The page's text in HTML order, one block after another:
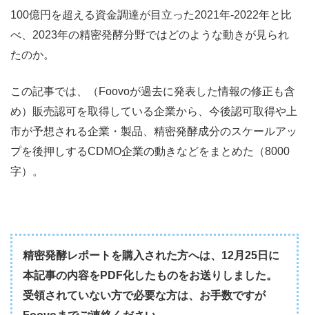
100億円を超える資金調達が目立った2021年-2022年と比
べ、2023年の精密発酵分野ではどのような動きが見られ
たのか。
この記事では、（Foovoが過去に発表した情報の修正も含
め）販売認可を取得している企業から、今後認可取得や上
市が予想される企業・製品、精密発酵成分のスケールアッ
プを後押しするCDMO企業の動きなどをまとめた（8000
字）。
精密発酵レポートを購入された方へは、12月25日に
本記事の内容をPDF化したものをお送りしました。
受領されていない方で必要な方は、お手数ですが